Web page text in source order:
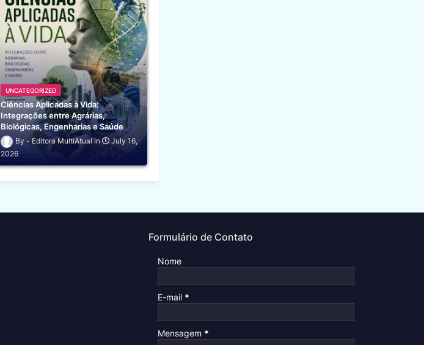
UNCATEGORIZED
Ciências Aplicadas à Vida:
Integrações entre Agrárias,
Biológicas, Engenharias e Saúde
Editora MultiAtual
July 16,
2026
Formulário de Contato
Nome
E-mail *
Mensagem *